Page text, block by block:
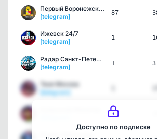
Первый Воронежский
[telegram]
87
Ижевск 24/7
[telegram]
1
Радар Санкт-Петербург
[telegram]
1
Твоя Москва
[telegram]
1
Доступно по подписке